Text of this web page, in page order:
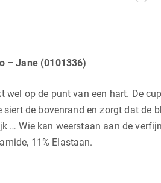
– Jane (0101336)
wel op de punt van een hart. De
de bovenrand en zorgt dat
… Wie kan weerstaan aan de
11% Elastaan.